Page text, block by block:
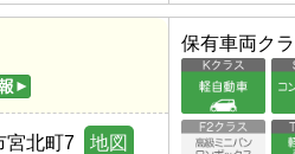
宮北町7 地図
保有車両ク